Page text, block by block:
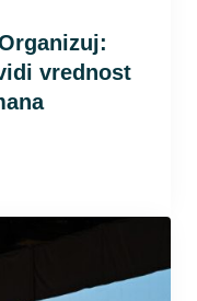
vrednost